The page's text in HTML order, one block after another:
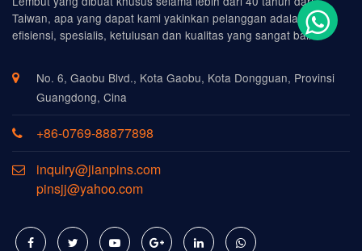
Taiwan, apa yang dapat kami yakinkan pelanggan adalah
efisiensi, spesialis, ketulusan dan kualitas yang sangat baik.
No. 6, Gaobu Blvd., Kota Gaobu, Kota Dongguan, Provinsi
Guangdong, Cina
+86-0769-88877898
inquiry@jianpins.com
pinsjj@yahoo.com